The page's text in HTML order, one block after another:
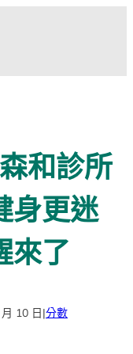
和診所
身更迷
來了
10 日|分數